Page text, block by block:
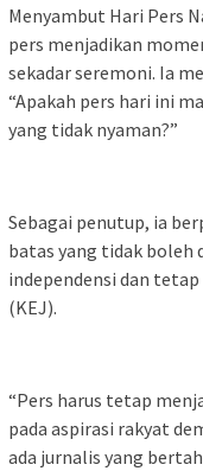
Menyambut Hari Pers
pers menjadikan
sekadar seremoni. Ia
“Apakah pers hari ini
yang tidak nyaman?”
Sebagai penutup, ia
batas yang tidak boleh
independensi dan
(KEJ).
“Pers harus tetap
pada aspirasi rakyat
ada jurnalis yang